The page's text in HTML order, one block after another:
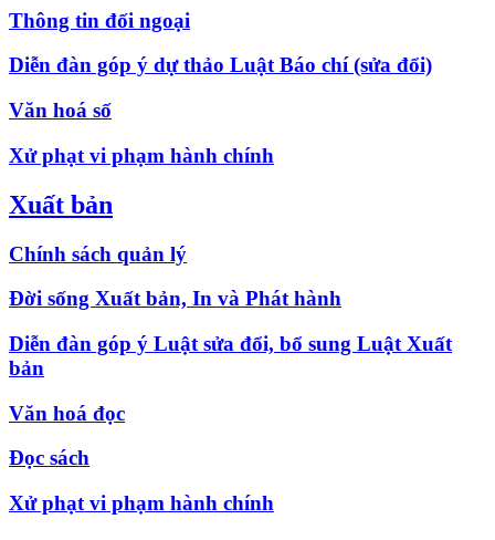
Thông tin đối ngoại
Diễn đàn góp ý dự thảo Luật Báo chí (sửa đổi)
Văn hoá số
Xử phạt vi phạm hành chính
Xuất bản
Chính sách quản lý
Đời sống Xuất bản, In và Phát hành
Diễn đàn góp ý Luật sửa đổi, bổ sung Luật Xuất
bản
Văn hoá đọc
Đọc sách
Xử phạt vi phạm hành chính